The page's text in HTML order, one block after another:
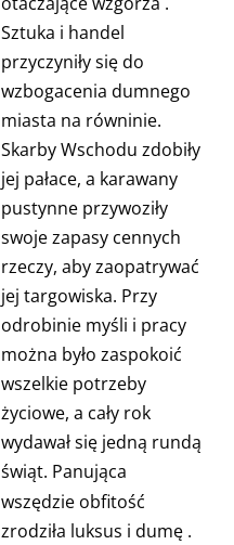
Sztuka i handel
przyczyniły się do
wzbogacenia dumnego
miasta na równinie.
Skarby Wschodu zdobiły
jej pałace, a karawany
pustynne przywoziły
swoje zapasy cennych
rzeczy, aby zaopatrywać
jej targowiska. Przy
odrobinie myśli i pracy
można było zaspokoić
wszelkie potrzeby
życiowe, a cały rok
wydawał się jedną rundą
świąt. Panująca
wszędzie obfitość
zrodziła luksus i dumę.